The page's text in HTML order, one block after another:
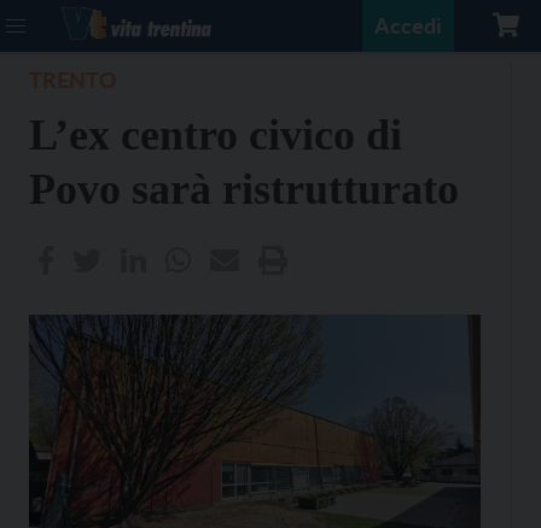
Accedi
L’ex centro civico di
Povo sarà ristrutturato